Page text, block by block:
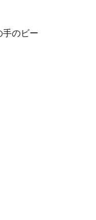
手のビー